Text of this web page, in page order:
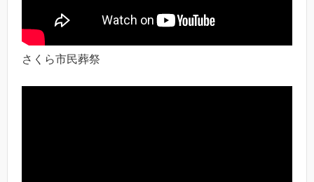
さくら市民葬祭